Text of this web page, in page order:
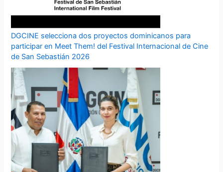
DGCINE selecciona dos proyectos dominicanos para
participar en Meet Them! del Festival Internacional de Cine
de San Sebastián 2026